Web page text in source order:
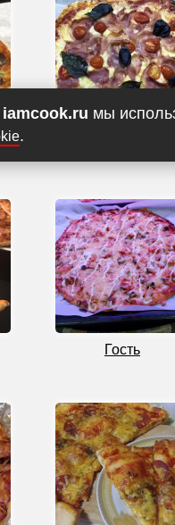
iamcook.ru мы
.
Гость